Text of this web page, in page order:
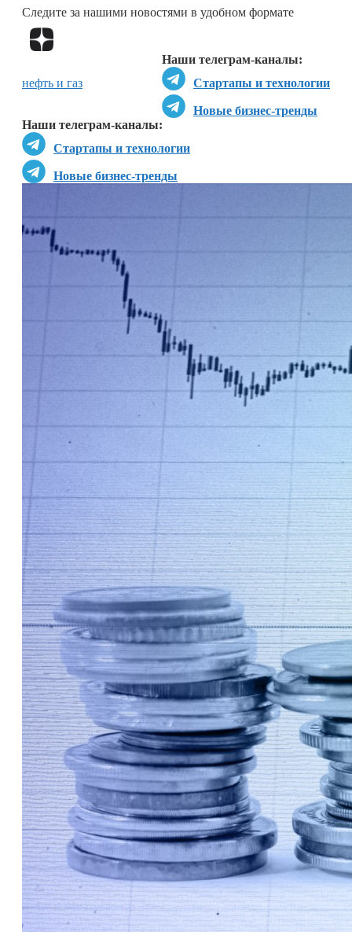
Следите за нашими новостями в удобном формате
Наши телеграм-каналы:
Стартапы и технологии
Новые бизнес-тренды
Наши телеграм-каналы:
Стартапы и технологии
Новые бизнес-тренды
нефть и газ